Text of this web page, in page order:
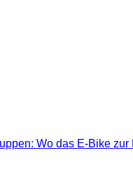
Wo das E-Bike zur